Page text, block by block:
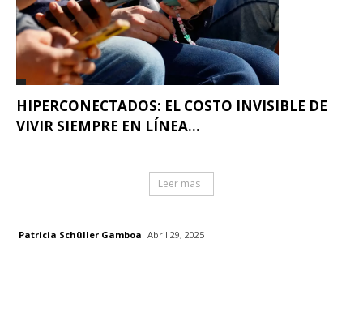
HIPERCONECTADOS: EL COSTO INVISIBLE DE
VIVIR SIEMPRE EN LÍNEA...
Leer mas
Patricia Schüller Gamboa Abril 29, 2025